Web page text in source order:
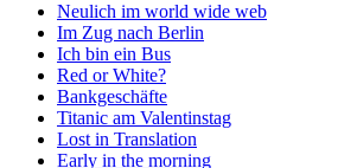
Neulich im world wide web
Im Zug nach Berlin
Ich bin ein Bus
Red or White?
Bankgeschäfte
Titanic am Valentinstag
Lost in Translation
Early in the morning